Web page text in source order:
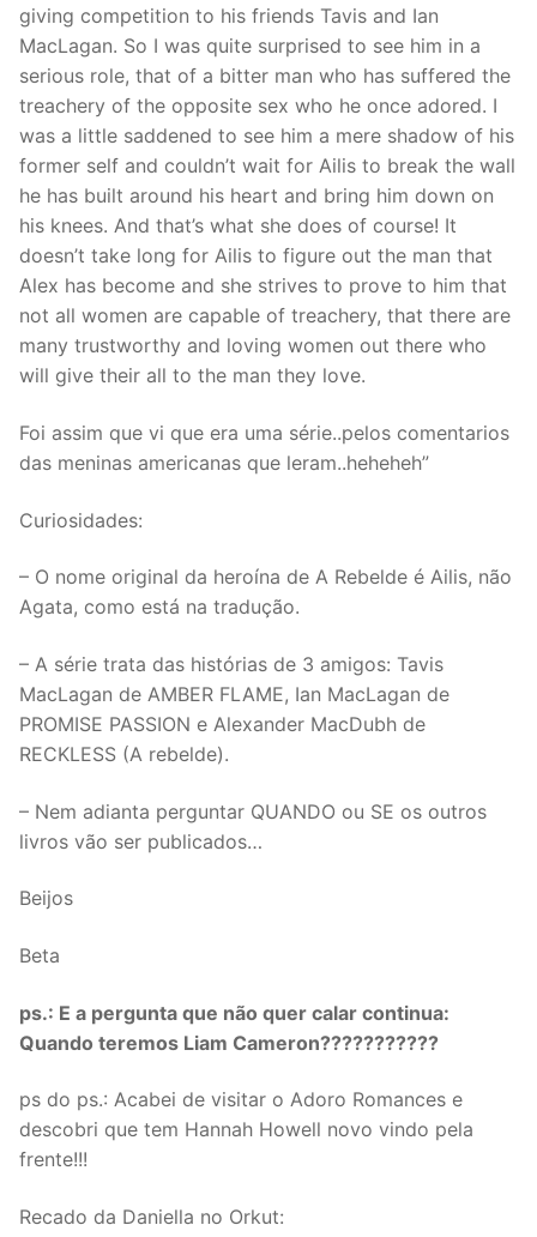
giving competition to his friends Tavis and Ian
MacLagan. So I was quite surprised to see him in a
serious role, that of a bitter man who has suffered the
treachery of the opposite sex who he once adored. I
was a little saddened to see him a mere shadow of his
former self and couldn’t wait for Ailis to break the wall
he has built around his heart and bring him down on
his knees. And that’s what she does of course! It
doesn’t take long for Ailis to figure out the man that
Alex has become and she strives to prove to him that
not all women are capable of treachery, that there are
many trustworthy and loving women out there who
will give their all to the man they love.
Foi assim que vi que era uma série..pelos comentarios
das meninas americanas que leram..heheheh”
Curiosidades:
– O nome original da heroína de A Rebelde é Ailis, não
Agata, como está na tradução.
– A série trata das histórias de 3 amigos: Tavis
MacLagan de AMBER FLAME, Ian MacLagan de
PROMISE PASSION e Alexander MacDubh de
RECKLESS (A rebelde).
– Nem adianta perguntar QUANDO ou SE os outros
livros vão ser publicados…
Beijos
Beta
ps.: E a pergunta que não quer calar continua:
Quando teremos Liam Cameron???????????
ps do ps.: Acabei de visitar o Adoro Romances e
descobri que tem Hannah Howell novo vindo pela
frente!!!
Recado da Daniella no Orkut: